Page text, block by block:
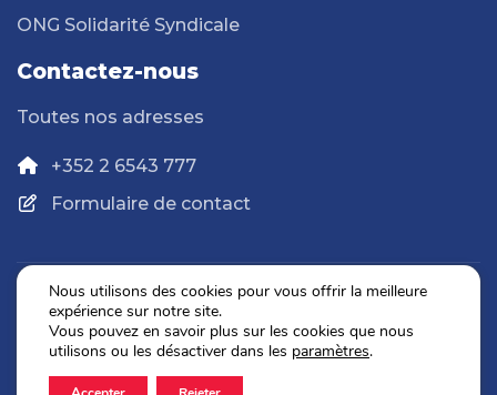
ONG Solidarité Syndicale
Contactez-nous
Toutes nos adresses
+352 2 6543 777
Formulaire de contact
Politique de confidentialité
Mentions légales
Nous utilisons des cookies pour vous offrir la meilleure
expérience sur notre site.
Vous pouvez en savoir plus sur les cookies que nous
utilisons ou les désactiver dans les paramètres.